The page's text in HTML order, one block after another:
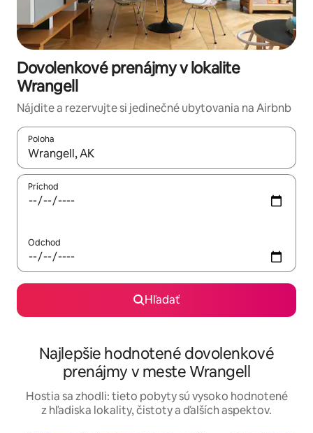
Dovolenkové prenájmy v lokalite
Wrangell
Nájdite a rezervujte si jedinečné ubytovania na Airbnb
Poloha
Keď budú výsledky k dispozícii, môžete si ich prechádzať
Príchod
Odchod
Hľadať
Najlepšie hodnotené dovolenkové
prenájmy v meste Wrangell
Hostia sa zhodli: tieto pobyty sú vysoko hodnotené
z hľadiska lokality, čistoty a ďalších aspektov.